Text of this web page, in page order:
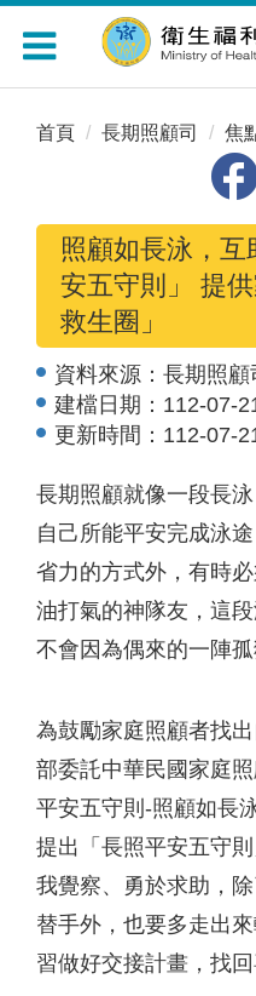
Toggle
navigation
首頁 長期照顧司 焦
照顧如長泳，
安五守則」 提
救生圈」
資料來源： 長期照顧
建檔日期： 112-07-
更新時間： 112-07-
長期照顧就像一段長
自己所能平安完成泳
省力的方式外，有時
油打氣的神隊友，這
不會因為偶來的一陣孤
為鼓勵家庭照顧者找
部委託中華民國家庭
平安五守則-照顧如長
提出「長照平安五守
我覺察、勇於求助，
替手外，也要多走出
習做好交接計畫，找